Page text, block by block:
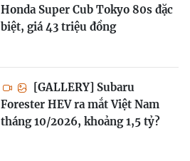
Honda Super Cub Tokyo 80s đặc
biệt, giá 43 triệu đồng
[GALLERY] Subaru
Forester HEV ra mắt Việt Nam
tháng 10/2026, khoảng 1,5 tỷ?